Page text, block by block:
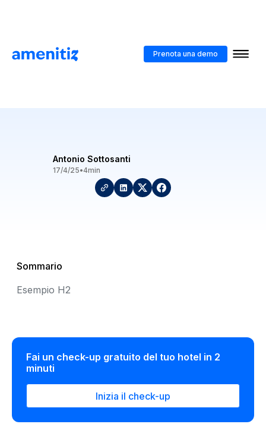
Prenota una demo
Creare offerte adatte alle
Antonio Sottosanti
17/4/25•4min
Sommario
Esempio H2
Fai un check-up gratuito del tuo hotel in 2
minuti
Inizia il check-up